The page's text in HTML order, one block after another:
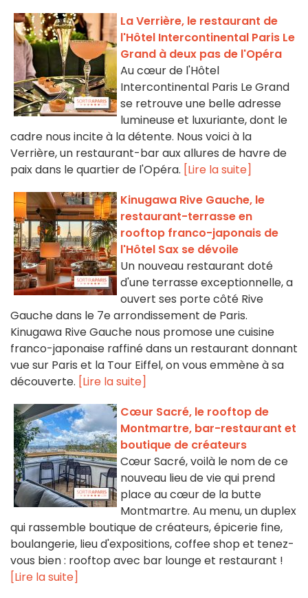
La Verrière, le restaurant de
l'Hôtel Intercontinental Paris Le
Grand à deux pas de l'Opéra
Au cœur de l'Hôtel
Intercontinental Paris Le Grand
se retrouve une belle adresse
lumineuse et luxuriante, dont le
cadre nous incite à la détente. Nous voici à la
Verrière, un restaurant-bar aux allures de havre de
paix dans le quartier de l'Opéra. [Lire la suite]
Kinugawa Rive Gauche, le
restaurant-terrasse en
rooftop franco-japonais de
l'Hôtel Sax se dévoile
Un nouveau restaurant doté
d'une terrasse exceptionnelle, a
ouvert ses porte côté Rive
Gauche dans le 7e arrondissement de Paris.
Kinugawa Rive Gauche nous promose une cuisine
franco-japonaise raffiné dans un restaurant donnant
vue sur Paris et la Tour Eiffel, on vous emmène à sa
découverte. [Lire la suite]
Cœur Sacré, le rooftop de
Montmartre, bar-restaurant et
boutique de créateurs
Cœur Sacré, voilà le nom de ce
nouveau lieu de vie qui prend
place au cœur de la butte
Montmartre. Au menu, un duplex
qui rassemble boutique de créateurs, épicerie fine,
boulangerie, lieu d'expositions, coffee shop et tenez-
vous bien : rooftop avec bar lounge et restaurant !
[Lire la suite]